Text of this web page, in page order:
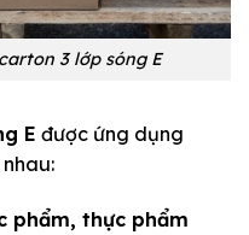
3 lớp sóng E
E được ứng dụng
phẩm, thực phẩm